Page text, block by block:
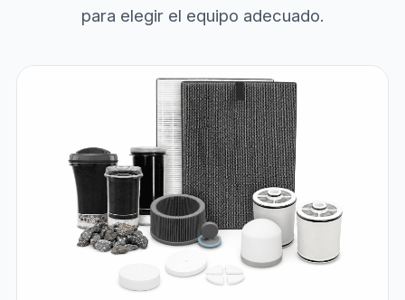
para elegir el equipo adecuado.